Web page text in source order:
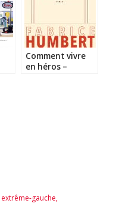
Comment vivre
en héros –
extrême-gauche,